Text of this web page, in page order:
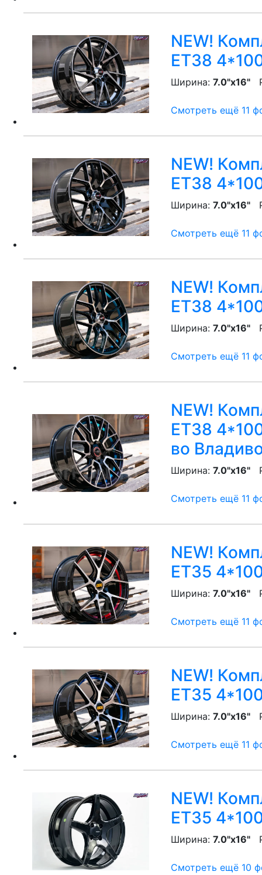
NEW!
ET38
Ширина: 7.0"x16"
Смотреть ещё 11
NEW!
ET38
Ширина: 7.0"x16"
Смотреть ещё 11
NEW!
ET38
Ширина: 7.0"x16"
Смотреть ещё 11
NEW!
ET38
во
Ширина: 7.0"x16"
Смотреть ещё 11
NEW!
ET35
Ширина: 7.0"x16"
Смотреть ещё 11
NEW!
ET35
Ширина: 7.0"x16"
Смотреть ещё 11
NEW!
ET35
Ширина: 7.0"x16"
Смотреть ещё 10